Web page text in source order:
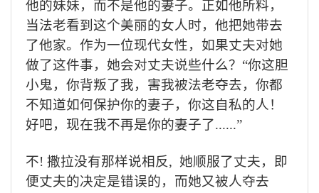
他的妹妹，而不是他的妻子。正如他所料，
当法老看到这个美丽的女人时，他把她带去
了他家。作为一位现代女性，如果丈夫对她
做了这件事，她会对丈夫说些什么？“你这胆
小鬼，你背叛了我，害我被法老夺去，你都
不知道如何保护你的妻子，你这自私的人！
好吧，现在我不再是你的妻子了......”
不! 撒拉没有那样说相反, 她顺服了丈夫，即
便丈夫的决定是错误的，而她又被人夺去